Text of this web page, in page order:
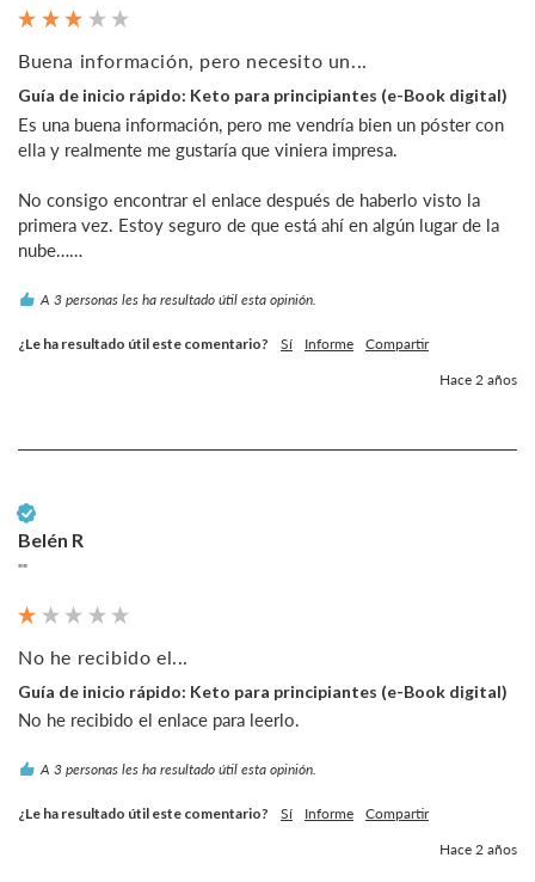
Buena información, pero necesito un...
Guía de inicio rápido: Keto para principiantes (e-Book digital)
Es una buena información, pero me vendría bien un póster con
ella y realmente me gustaría que viniera impresa.
No consigo encontrar el enlace después de haberlo visto la
primera vez. Estoy seguro de que está ahí en algún lugar de la
nube……
A 3 personas les ha resultado útil esta opinión.
¿Le ha resultado útil este comentario? Sí Informe
Compartir
Hace 2 años
Belén R
""
No he recibido el...
Guía de inicio rápido: Keto para principiantes (e-Book digital)
No he recibido el enlace para leerlo.
A 3 personas les ha resultado útil esta opinión.
¿Le ha resultado útil este comentario? Sí Informe
Compartir
Hace 2 años